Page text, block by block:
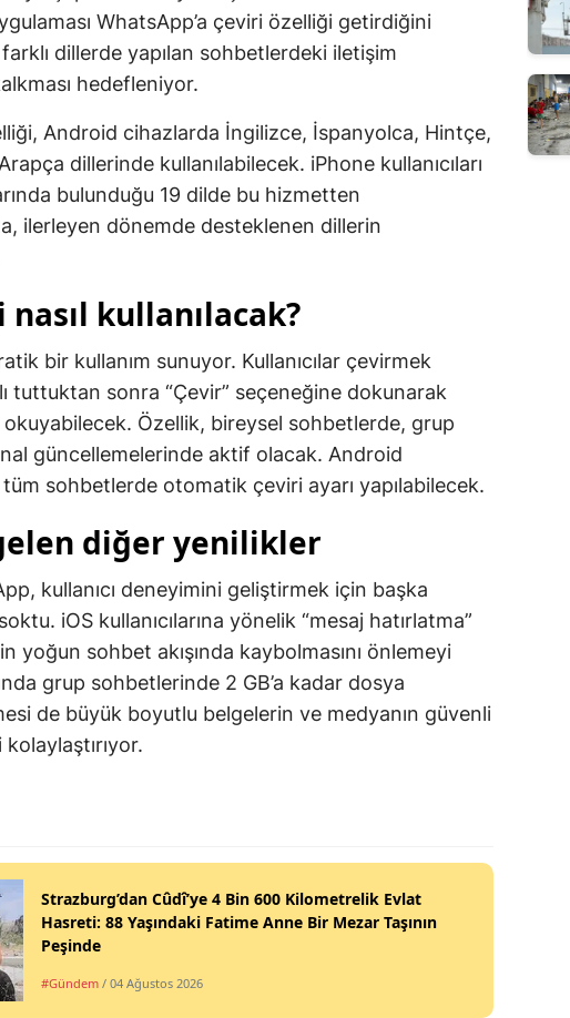
WhatsApp’a çeviri özelliği getirdiğini
farklı dillerde yapılan sohbetlerdeki iletişim
hedefleniyor.
Android cihazlarda İngilizce, İspanyolca, Hintçe,
dillerinde kullanılabilecek. iPhone kullanıcıları
bulunduğu 19 dilde bu hizmetten
ilerleyen dönemde desteklenen dillerin
kullanılacak?
bir kullanım sunuyor. Kullanıcılar çevirmek
tuttuktan sonra “Çevir” seçeneğine dokunarak
okuyabilecek. Özellik, bireysel sohbetlerde, grup
güncellemelerinde aktif olacak. Android
tüm sohbetlerde otomatik çeviri ayarı yapılabilecek.
diğer yenilikler
kullanıcı deneyimini geliştirmek için başka
iOS kullanıcılarına yönelik “mesaj hatırlatma”
yoğun sohbet akışında kaybolmasını önlemeyi
grup sohbetlerinde 2 GB’a kadar dosya
de büyük boyutlu belgelerin ve medyanın güvenli
Strazburg’dan Cûdî’ye 4 Bin 600 Kilometrelik Evlat
Hasreti: 88 Yaşındaki Fatime Anne Bir Mezar Taşının
Peşinde
#Gündem / 04 Ağustos 2026